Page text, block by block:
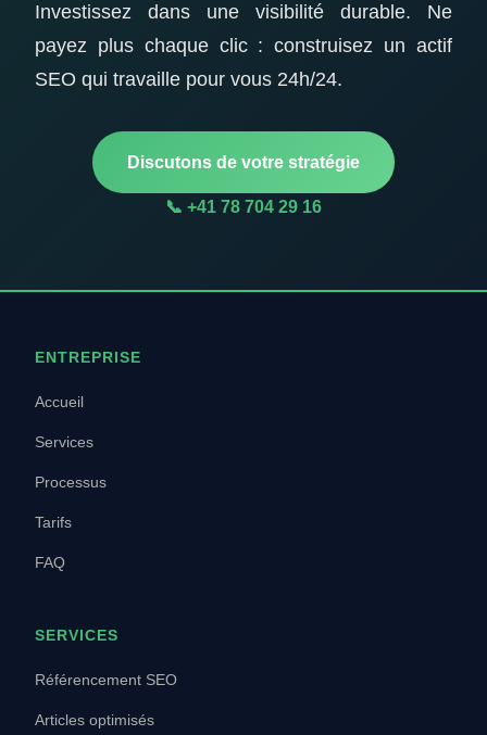
Investissez dans une visibilité durable. Ne
payez plus chaque clic : construisez un actif
SEO qui travaille pour vous 24h/24.
Discutons de votre stratégie
📞 +41 78 704 29 16
ENTREPRISE
Accueil
Services
Processus
Tarifs
FAQ
SERVICES
Référencement SEO
Articles optimisés